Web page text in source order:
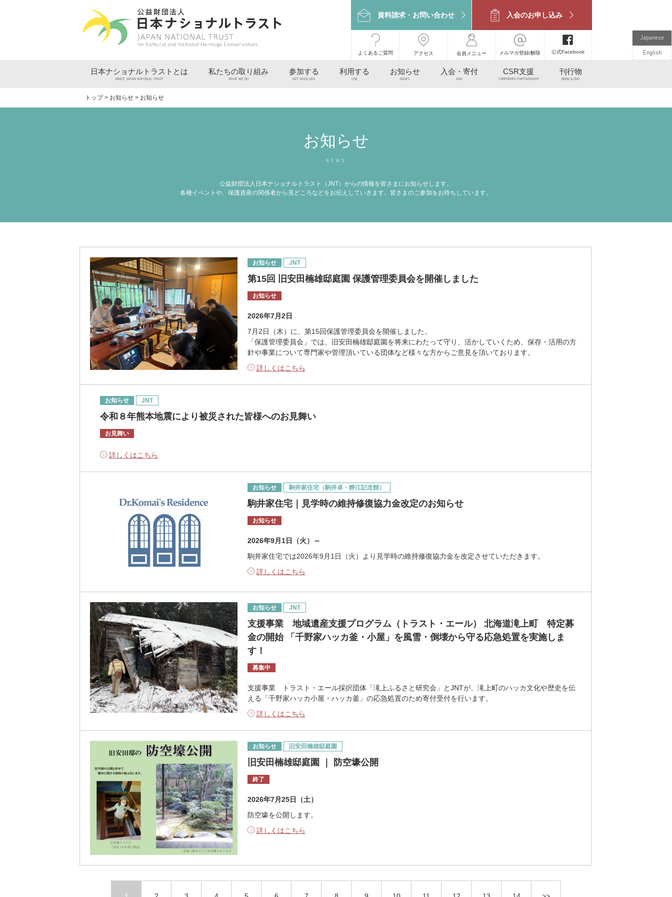
資料請求・お問い合わせ 入会のお申し込み
よくあるご質問 アクセス 会員メニュー メルマガ登録/解除 公式Facebook
Japanese
English
日本ナショナルトラストとは
ABOUT JAPAN NATIONAL TRUST
私たちの取り組み
WHAT WE DO
参加する
GET INVOLVED
利用する
USE
お知らせ
NEWS
入会・寄付
JOIN
CSR支援
CORPORATE PARTNERSHIP
刊行物
BOOK & DVD
トップ> お知らせ > お知らせ
お知らせ
NEWS
公益財団法人日本ナショナルトラスト（JNT）からの情報を皆さまにお知らせします。
各種イベントや、保護資産の関係者から見どころなどをお伝えしていきます。皆さまのご参加をお待ちしています。
お知らせ JNT
第15回 旧安田楠雄邸庭園 保護管理委員会を開催しました
お知らせ
2026年7月2日
7月2日（木）に、第15回保護管理委員会を開催しました。
「保護管理委員会」では、旧安田楠雄邸庭園を将来にわたって守り、活かしていくため、保存・活用の方
針や事業について専門家や管理頂いている団体など様々な方からご意見を頂いております。
詳しくはこちら
お知らせ JNT
令和８年熊本地震により被災された皆様へのお見舞い
お見舞い
詳しくはこちら
お知らせ 駒井家住宅（駒井卓・静江記念館）
駒井家住宅｜見学時の維持修復協力金改定のお知らせ
お知らせ
2026年9月1日（火）～
駒井家住宅では2026年9月1日（火）より見学時の維持修復協力金を改定させていただきます。
詳しくはこちら
お知らせ JNT
支援事業 地域遺産支援プログラム（トラスト・エール） 北海道滝上町 特定募
金の開始 「千野家ハッカ釜・小屋」を風雪・倒壊から守る応急処置を実施しま
す！
募集中
支援事業 トラスト・エール採択団体「滝上ふるさと研究会」とJNTが、滝上町のハッカ文化や歴史を伝
える「千野家ハッカ小屋・ハッカ釜」の応急処置のため寄付受付を行います。
詳しくはこちら
お知らせ 旧安田楠雄邸庭園
旧安田楠雄邸庭園 ｜ 防空壕公開
終了
2026年7月25日（土）
防空壕を公開します。
詳しくはこちら